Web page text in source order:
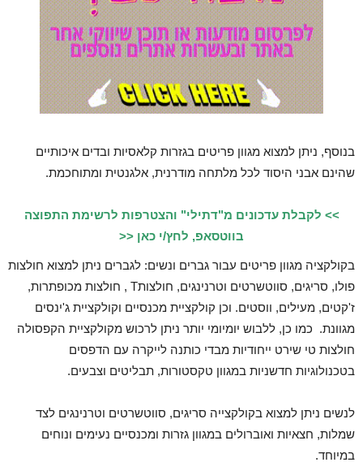
בנוסף, ניתן למצוא מגוון פריטים בגזרות קלאסיות ובדים איכותיים
שהינם אבני היסוד לכל מלתחה מודרנית, אלגנטית ומתוחכמת.
>> לקבלת עדכונים מ"דתילי" והצטרפות לרשימת התפוצה
בווטסאפ, לחץ/י כאן <<
בקולקציה מגוון פריטים עבור גברים ונשים: לגברים ניתן למצוא חולצות
פולו, סריגים, סווטשרטים וטרנינגים, חולצותT , חולצות מכופתרות,
ז'קטים, מעילים, ווסטים. וכן קולקציית מכנסיים וקולקציית ג'ינסים
מגוונת. כמו כן, ללבוש יומיומי יותר ניתן לרכוש מקולקציית הקפסולה
חולצות טי שירט ייחודיות מבדי כותנה לייקרה עם הדפסים
בטכנולוגיות חדשניות במגוון טקסטורות, תבליטים וצבעים.
לנשים ניתן למצוא בקולקצייה סריגים, סווטשרטים וטרנינגים לצד
שמלות, חצאיות ואוברולים במגוון גזרות ומכנסיים נעימים ונוחים
במיוחד.